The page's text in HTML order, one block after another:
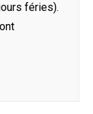
féries).